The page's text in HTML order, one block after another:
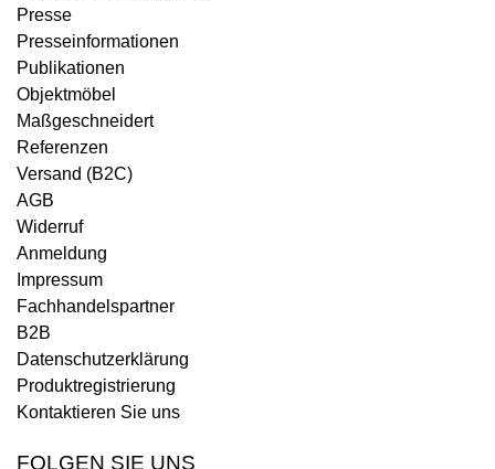
Presse
Presseinformationen
Publikationen
Objektmöbel
Maßgeschneidert
Referenzen
Versand (B2C)
AGB
Widerruf
Anmeldung
Impressum
Fachhandelspartner
B2B
Datenschutzerklärung
Produktregistrierung
Kontaktieren Sie uns
FOLGEN SIE UNS